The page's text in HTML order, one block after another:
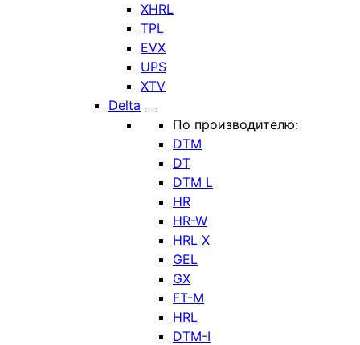
XHRL
TPL
EVX
UPS
XTV
Delta
По производителю:
DTM
DT
DTM L
HR
HR-W
HRL X
GEL
GX
FT-M
HRL
DTM-I